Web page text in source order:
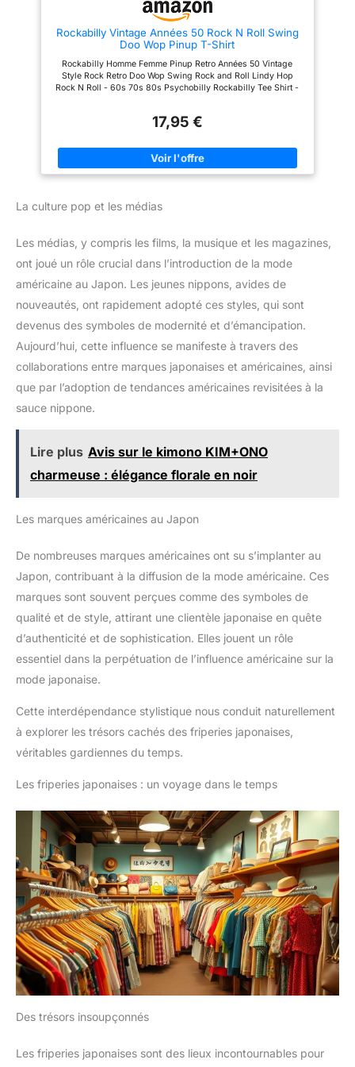
femmes, adolescentes et filles.
long de la journée sans causer
de maux de tête. Accessoire
coiffure indispensable au
quotidien ! Idéal pour retenir
vos cheveux lors du
(skincare) ou du sport (yoga,
course). Il est également parfait
vacances à la plage, les
séances photo ou les sorties
décontractées.
Rockabilly Vintage Années 50 Rock N Roll Swing
Doo Wop Pinup T-Shirt
Rockabilly Homme Femme Pinup Retro Années 50 Vintage
Style Rock Retro Doo Wop Swing Rock and Roll Lindy Hop
Rock N Roll - 60s 70s 80s Psychobilly Rockabilly Tee Shirt -
Lindy Hop, Boogie-Woogie, Blues, Hillbilly, Bluegrass, Mode
double couture et ourlet à la base
17,95 €
La culture pop et les médias
Les médias, y compris les films, la musique et les magazines,
ont joué un rôle crucial dans l’introduction de la mode
américaine au Japon. Les jeunes nippons, avides de
nouveautés, ont rapidement adopté ces styles, qui sont
devenus des symboles de modernité et d’émancipation.
Aujourd’hui, cette influence se manifeste à travers des
collaborations entre marques japonaises et américaines, ainsi
que par l’adoption de tendances américaines revisitées à la
sauce nippone.
Lire plus Avis sur le kimono KIM+ONO
charmeuse : élégance florale en noir
Les marques américaines au Japon
De nombreuses marques américaines ont su s’implanter au
Japon, contribuant à la diffusion de la mode américaine. Ces
marques sont souvent perçues comme des symboles de
qualité et de style, attirant une clientèle japonaise en quête
d’authenticité et de sophistication. Elles jouent un rôle
essentiel dans la perpétuation de l’influence américaine sur la
mode japonaise.
Cette interdépendance stylistique nous conduit naturellement
à explorer les trésors cachés des friperies japonaises,
véritables gardiennes du temps.
Les friperies japonaises : un voyage dans le temps
Des trésors insoupçonnés
Les friperies japonaises sont des lieux incontournables pour